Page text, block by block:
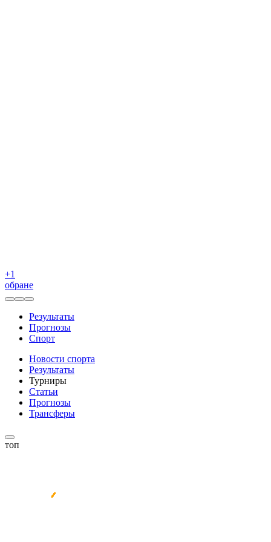
+1
обране
Результаты
Прогнозы
Спорт
Новости спорта
Результаты
Турниры
Статьи
Прогнозы
Трансферы
топ